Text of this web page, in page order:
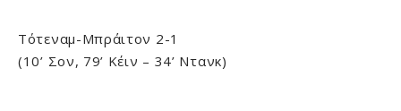
Τότεναμ-Μπράιτον 2-1
(10’ Σον, 79’ Κέιν – 34’ Ντανκ)